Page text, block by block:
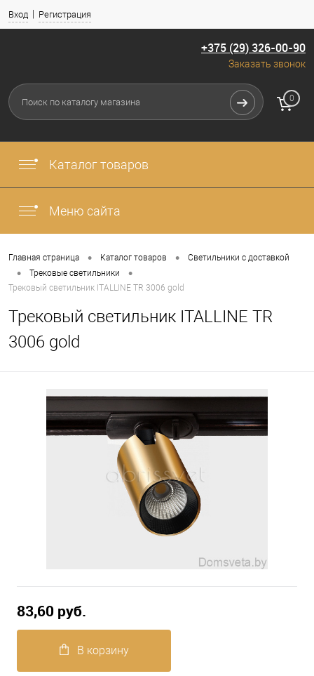
Вход Регистрация
+375 (29) 326-00-90
Заказать звонок
Меню сайта
Каталог товаров
0
Главная страница • Каталог товаров • Светильники с доставкой
• Трековые светильники •
Трековый светильник ITALLINE TR 3006 gold
Трековый светильник ITALLINE TR
3006 gold
83,60 pуб.
В корзину